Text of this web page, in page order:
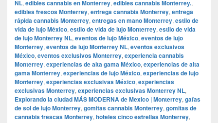
NL, edibles cannabis en Monterrey, edibles cannabis Monterrey.,
edibles frescos Monterrey, entrega cannabis Monterrey, entrega
rápida cannabis Monterrey, entregas en mano Monterrey, estilo de
vida de lujo México, estilo de vida de lujo Monterrey, estilo de vida
de lujo Monterrey NL, eventos de lujo México, eventos de lujo
Monterrey, eventos de lujo Monterrey NL, eventos exclusivos
México, eventos exclusivos Monterrey, experiencia cannabis
Monterrey, experiencias de alta gama México, experiencias de alta
gama Monterrey, experiencias de lujo México, experiencias de lujo
Monterrey, experiencias exclusivas México, experiencias
exclusivas Monterrey, experiencias exclusivas Monterrey NL,
Explorando la ciudad MÁS MODERNA de Mexico | Monterrey, gafas
de sol de lujo Monterrey, gomitas cannabis Monterrey, gomitas de
cannabis frescas Monterrey, hoteles cinco estrellas Monterrey,